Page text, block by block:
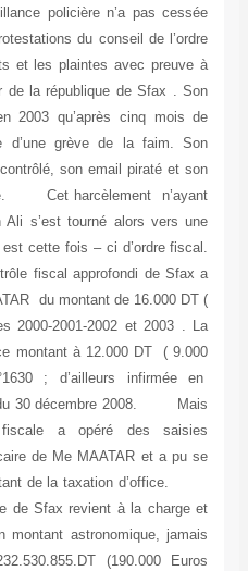
policière n’a pas cessée
du conseil de l’ordre
et les plaintes avec preuve à
de la république de Sfax . Son
2003 qu’après cinq mois de
d’une grève de la faim. Son
son email piraté et son
Cet harcèlement n’ayant
s’est tourné alors vers une
cette fois – ci d’ordre fiscal.
fiscal approfondi de Sfax a
du montant de 16.000 DT (
2000-2001-2002 et 2003 . La
montant à 12.000 DT ( 9.000
; d’ailleurs infirmée en
du 30 décembre 2008. Mais
fiscale a opéré des saisies
de Me MAATAR et a pu se
de la taxation d’office.
de Sfax revient à la charge et
montant astronomique, jamais
(190.000 Euros